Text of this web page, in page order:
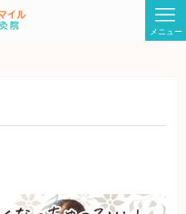
メニュー